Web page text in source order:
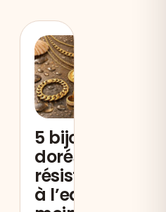
5 bijoux
dorés
résistants
à l’eau à